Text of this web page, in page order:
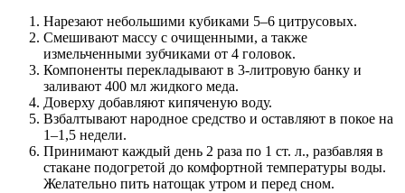
Нарезают небольшими кубиками 5–6 цитрусовых.
Смешивают массу с очищенными, а также
измельченными зубчиками от 4 головок.
Компоненты перекладывают в 3-литровую банку и
заливают 400 мл жидкого меда.
Доверху добавляют кипяченую воду.
Взбалтывают народное средство и оставляют в покое на
1–1,5 недели.
Принимают каждый день 2 раза по 1 ст. л., разбавляя в
стакане подогретой до комфортной температуры воды.
Желательно пить натощак утром и перед сном.